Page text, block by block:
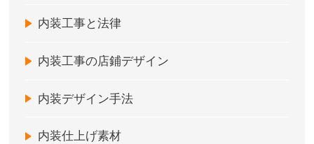
内装工事と法律
内装工事の店鋪デザイン
内装デザイン手法
内装仕上げ素材